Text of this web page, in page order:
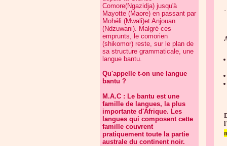
Comore(Ngazidja) jusqu'à
Mayotte (Maore) en passant par
Mohéli (Mwali)et Anjouan
(Ndzuwani). Malgré ces
emprunts, le comorien
(shikomor) reste, sur le plan de
sa structure grammaticale, une
langue bantu.
Qu'appelle t-on une langue
bantu ?
M.A.C : Le bantu est une
famille de langues, la plus
importante d'Afrique. Les
langues qui composent cette
famille couvrent
pratiquement toute la partie
australe du continent noir.
·